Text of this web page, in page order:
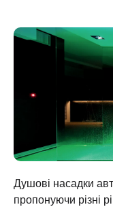
Душові насадки
пропонуючи різні